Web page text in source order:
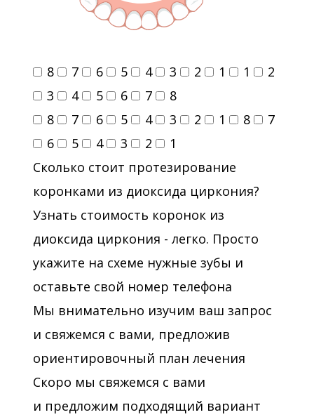
8 7 6 5 4 3 2 1 1
2
3
4 5 6 7
8
8
7 6 5 4 3 2 1 8
7
6
5 4 3 2
1
Сколько стоит протезирование
коронками из диоксида циркония?
Узнать стоимость коронок из
диоксида циркония - легко. Просто
укажите на схеме нужные зубы и
оставьте свой номер телефона
Мы внимательно изучим ваш запрос
и свяжемся с вами, предложив
ориентировочный план лечения
Скоро мы свяжемся с вами
и предложим подходящий вариант